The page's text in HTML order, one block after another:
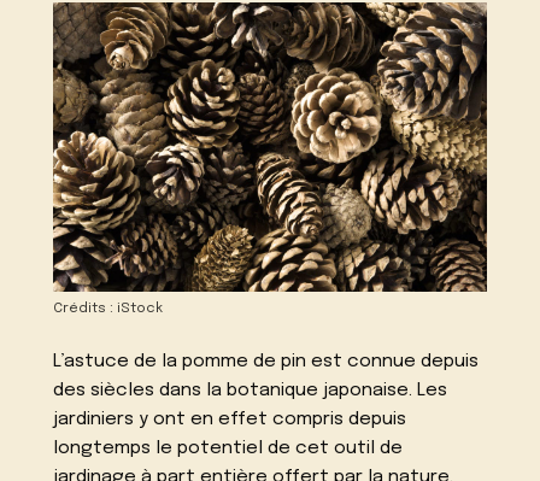
Crédits : iStock
L’astuce de la pomme de pin est connue depuis
des siècles dans la botanique japonaise. Les
jardiniers y ont en effet compris depuis
longtemps le potentiel de cet outil de
jardinage à part entière offert par la nature.